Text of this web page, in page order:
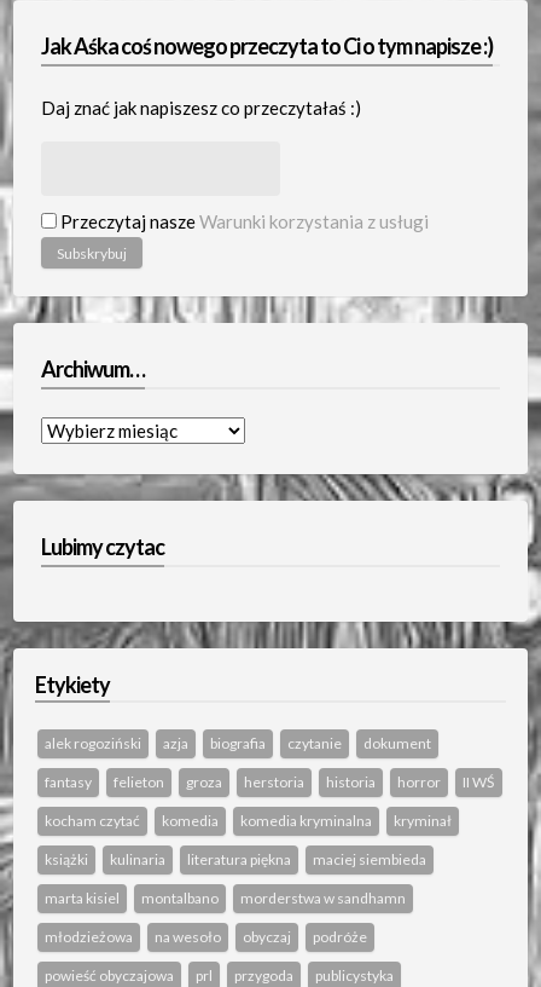
Jak Aśka coś nowego przeczyta to Ci o tym napisze :)
Daj znać jak napiszesz co przeczytałaś :)
Przeczytaj naszeWarunki korzystania z usługi
Archiwum…
Archiwum…
Lubimy czytac
Etykiety
alek rogoziński azja biografia czytanie dokument
fantasy felieton groza herstoria historia horror II WŚ
kocham czytać komedia komedia kryminalna kryminał
książki kulinaria literatura piękna maciej siembieda
marta kisiel montalbano morderstwa w sandhamn
młodzieżowa na wesoło obyczaj podróże
powieść obyczajowa prl przygoda publicystyka